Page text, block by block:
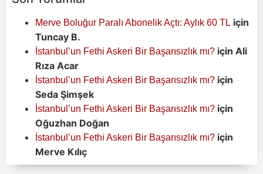
Merve Boluğur Paralı Abonelik Açtı: Aylık 60 TL için
Tuncay B.
İstanbul’un Fethi Askeri Bir Başarısızlık mı? için Ali
Rıza Acar
İstanbul’un Fethi Askeri Bir Başarısızlık mı? için
Seda Şimşek
İstanbul’un Fethi Askeri Bir Başarısızlık mı? için
Oğuzhan Doğan
İstanbul’un Fethi Askeri Bir Başarısızlık mı? için
Merve Kılıç